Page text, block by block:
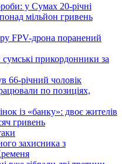
у Сумах 20-річні
мільйон гривень
FPV-дрона поранений
прикордонники за
66-річний чоловік
по позиціях,
із «банку»: двоє жителів
гривень
захисника з